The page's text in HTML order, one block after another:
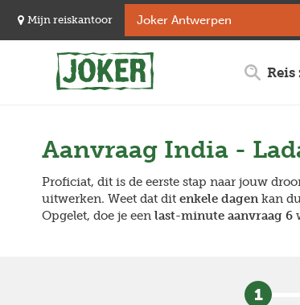
naar
Mijn reiskantoor
Reis
Aanvraag India -
Proficiat, dit is de eerste stap naar jouw
uitwerken. Weet dat dit enkele dagen kan
Opgelet, doe je een last-minute aanvraag 6
1